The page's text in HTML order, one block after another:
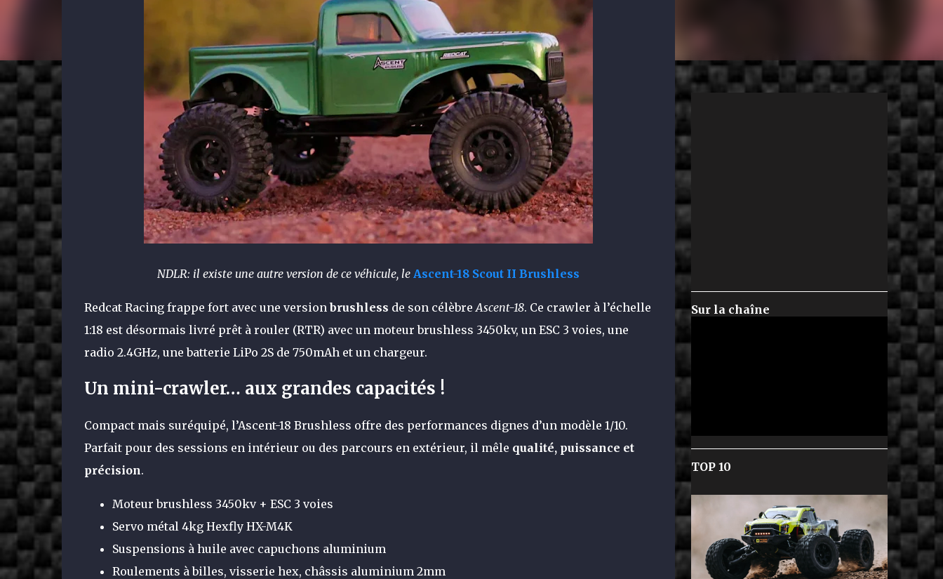
NDLR: il existe une autre version de ce véhicule, le Ascent-18 Scout II Brushless
Redcat Racing frappe fort avec une versionbrushless de son célèbre Ascent-18. Ce crawler à l’échelle
1:18 est désormais livré prêt à rouler (RTR) avec un moteur brushless 3450kv, un ESC 3 voies, une
radio 2.4GHz, une batterie LiPo 2S de 750mAh et un chargeur.
Un mini-crawler… aux grandes capacités !
Compact mais suréquipé, l’Ascent-18 Brushless offre des performances dignes d’un modèle 1/10.
Parfait pour des sessions en intérieur ou des parcours en extérieur, il mêle qualité, puissance et
précision.
Moteur brushless 3450kv + ESC 3 voies
Servo métal 4kg Hexfly HX-M4K
Suspensions à huile avec capuchons aluminium
Roulements à billes, visserie hex, châssis aluminium 2mm
Sur la chaîne
TOP 10